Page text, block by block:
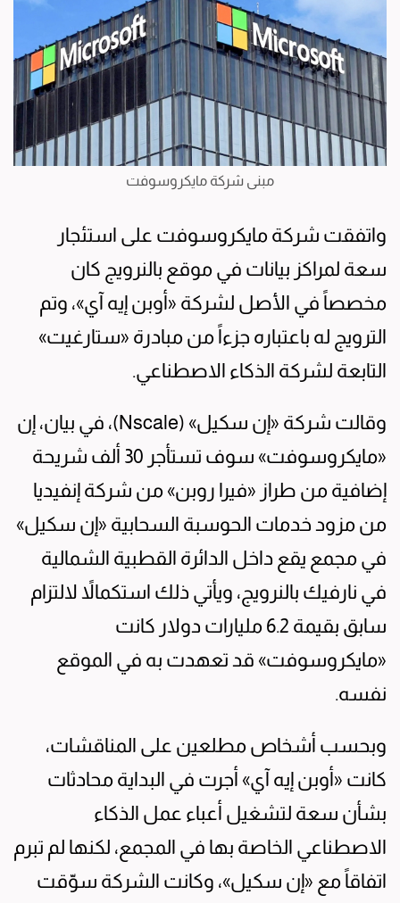
مبنى شركة مايكروسوفت
واتفقت شركة مايكروسوفت على استئجار
سعة لمراكز بيانات في موقع بالنرويج كان
مخصصاً في الأصل لشركة «أوبن إيه آي»، وتم
الترويج له باعتباره جزءاً من مبادرة «ستارغيت»
التابعة لشركة الذكاء الاصطناعي.
وقالت شركة «إن سكيل» (Nscale)، في بيان، إن
«مايكروسوفت» سوف تستأجر 30 ألف شريحة
إضافية من طراز «فيرا روبن» من شركة إنفيديا
من مزود خدمات الحوسبة السحابية «إن سكيل»
في مجمع يقع داخل الدائرة القطبية الشمالية
في نارفيك بالنرويج، ويأتي ذلك استكمالاً لالتزام
سابق بقيمة 6.2 مليارات دولار كانت
«مايكروسوفت» قد تعهدت به في الموقع
نفسه.
وبحسب أشخاص مطلعين على المناقشات،
كانت «أوبن إيه آي» أجرت في البداية محادثات
بشأن سعة لتشغيل أعباء عمل الذكاء
الاصطناعي الخاصة بها في المجمع، لكنها لم تبرم
اتفاقاً مع «إن سكيل»، وكانت الشركة سوّقت